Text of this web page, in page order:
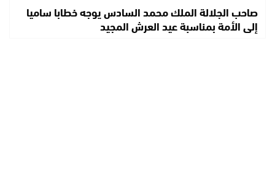
صاحب الجلالة الملك محمد السادس يوجه خطابا ساميا
إلى الأمة بمناسبة عيد العرش المجيد